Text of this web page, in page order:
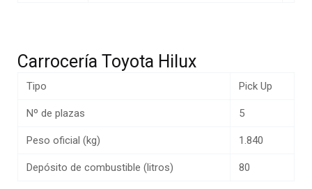
Carrocería Toyota Hilux
Tipo Pick Up
Nº de plazas 5
Peso oficial (kg) 1.840
Depósito de combustible (litros) 80